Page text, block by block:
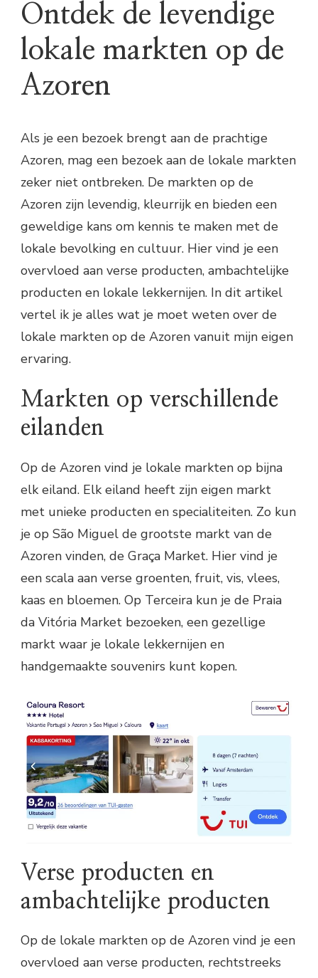
Ontdek de levendige
lokale markten op de
Azoren
Als je een bezoek brengt aan de prachtige
Azoren, mag een bezoek aan de lokale markten
zeker niet ontbreken. De markten op de
Azoren zijn levendig, kleurrijk en bieden een
geweldige kans om kennis te maken met de
lokale bevolking en cultuur. Hier vind je een
overvloed aan verse producten, ambachtelijke
producten en lokale lekkernijen. In dit artikel
vertel ik je alles wat je moet weten over de
lokale markten op de Azoren vanuit mijn eigen
ervaring.
Markten op verschillende
eilanden
Op de Azoren vind je lokale markten op bijna
elk eiland. Elk eiland heeft zijn eigen markt
met unieke producten en specialiteiten. Zo kun
je op São Miguel de grootste markt van de
Azoren vinden, de Graça Market. Hier vind je
een scala aan verse groenten, fruit, vis, vlees,
kaas en bloemen. Op Terceira kun je de Praia
da Vitória Market bezoeken, een gezellige
markt waar je lokale lekkernijen en
handgemaakte souvenirs kunt kopen.
Verse producten en
ambachtelijke producten
Op de lokale markten op de Azoren vind je een
overvloed aan verse producten, rechtstreeks